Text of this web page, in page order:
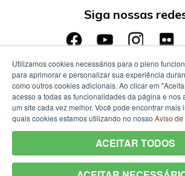
Siga nossas
Utilizamos cookies necessários para o pleno
para aprimorar e personalizar sua experiência
como outros cookies adicionais. Ao clicar em
acesso a todas as funcionalidades da página e nos
um site cada vez melhor. Você pode encontrar mais
quais cookies estamos utilizando no nosso Aviso
ACEITAR TODOS